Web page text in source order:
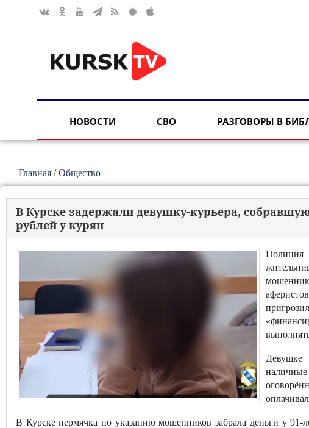
НОВОСТИ СВО РАЗГОВОРЫ В
Главная /Общество
В Курске задержали девушку-курьера,
рублей у курян
Девушке
В Курске пермячка по указанию мошенников забрала деньги у